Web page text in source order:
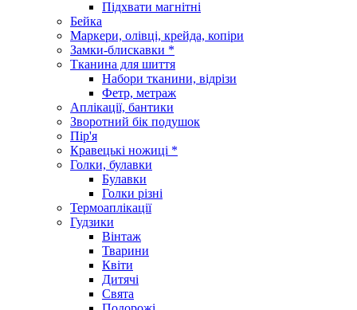
Підхвати магнітні
Бейка
Маркери, олівці, крейда, копіри
Замки-блискавки *
Тканина для шиття
Набори тканини, відрізи
Фетр, метраж
Аплікації, бантики
Зворотний бік подушок
Пір'я
Кравецькі ножиці *
Голки, булавки
Булавки
Голки різні
Термоаплікації
Гудзики
Вінтаж
Тварини
Квіти
Дитячі
Свята